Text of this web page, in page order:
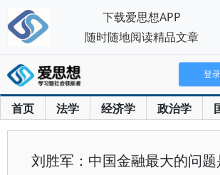
首页 法学 经济学 政治学
登录
刘胜军：中国金融最大的问题
下载爱思想APP
随时随地阅读精品文章